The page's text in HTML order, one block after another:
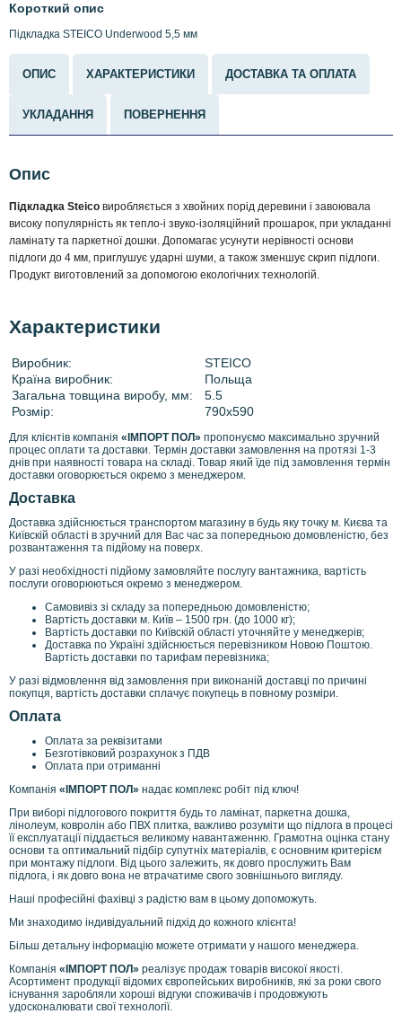
Короткий опис
Підкладка STEICO Underwood 5,5 мм
ОПИС ХАРАКТЕРИСТИКИ ДОСТАВКА ТА ОПЛАТА
УКЛАДАННЯ ПОВЕРНЕННЯ
Опис
Підкладка Steico виробляється з хвойних порід деревини і завоювала
високу популярність як тепло-і звуко-ізоляційний прошарок, при укладанні
ламінату та паркетної дошки. Допомагає усунути нерівності основи
підлоги до 4 мм, приглушує ударні шуми, а також зменшує скрип підлоги.
Продукт виготовлений за допомогою екологічних технологій.
Характеристики
Виробник:
STEICO
Країна виробник:
Польща
Загальна товщина виробу, мм:
5.5
Розмір:
790х590
Для клієнтів компанія «ІМПОРТ ПОЛ» пропонуємо максимально зручний
процес оплати та доставки. Термін доставки замовлення на протязі 1-3
днів при наявності товара на складі. Товар який їде під замовлення термін
доставки оговорюється окремо з менеджером.
Доставка
Доставка здійснюється транспортом магазину в будь яку точку м. Києва та
Київскій області в зручний для Вас час за попередньою домовленістю, без
розвантаження та підйому на поверх.
У разі необхідності підйому замовляйте послугу вантажника, вартість
послуги оговорюються окремо з менеджером.
Самовивіз зі складу за попередньою домовленістю;
Вартість доставки м. Київ – 1500 грн. (до 1000 кг);
Вартість доставки по Київскій області уточняйте у менеджерів;
Доставка по Україні здійснюється перевізником Новою Поштою.
Вартість доставки по тарифам перевізника;
У разі відмовлення від замовлення при виконаній доставці по причині
покупця, вартість доставки сплачує покупець в повному розміри.
Оплата
Оплата за реквізитами
Безготівковий розрахунок з ПДВ
Оплата при отриманні
Компанія «ІМПОРТ ПОЛ» надає комплекс робіт під ключ!
При виборі підлогового покриття будь то ламінат, паркетна дошка,
лінолеум, ковролін або ПВХ плитка, важливо розуміти що підлога в процесі
її експлуатації піддається великому навантаженню. Грамотна оцінка стану
основи та оптимальний підбір супутніх матеріалів, є основним критерієм
при монтажу підлоги. Від цього залежить, як довго прослужить Вам
підлога, і як довго вона не втрачатиме свого зовнішнього вигляду.
Наші професійні фахівці з радістю вам в цьому допоможуть.
Ми знаходимо індивідуальний підхід до кожного клієнта!
Більш детальну інформацію можете отримати у нашого менеджера.
Компанія «ІМПОРТ ПОЛ» реалізує продаж товарів високої якості.
Асортимент продукції відомих європейських виробників, які за роки свого
існування заробляли хороші відгуки споживачів і продовжують
удосконалювати свої технології.